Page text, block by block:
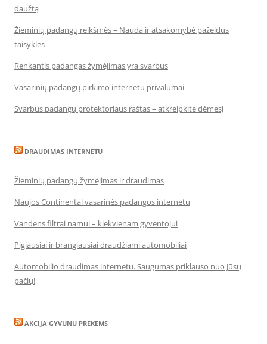
daužtą
Žieminių padangų reikšmės – Nauda ir atsakomybė pažeidus
taisykles
Renkantis padangas žymėjimas yra svarbus
Vasarinių padangų pirkimo internetu privalumai
Svarbus padangų protektoriaus raštas – atkreipkite dėmesį
DRAUDIMAS INTERNETU
Žieminių padangų žymėjimas ir draudimas
Naujos Continental vasarinės padangos internetu
Vandens filtrai namui – kiekvienam gyventojui
Pigiausiai ir brangiausiai draudžiami automobiliai
Automobilio draudimas internetu. Saugumas priklauso nuo Jūsų
pačių!
AKCIJA GYVUNU PREKEMS